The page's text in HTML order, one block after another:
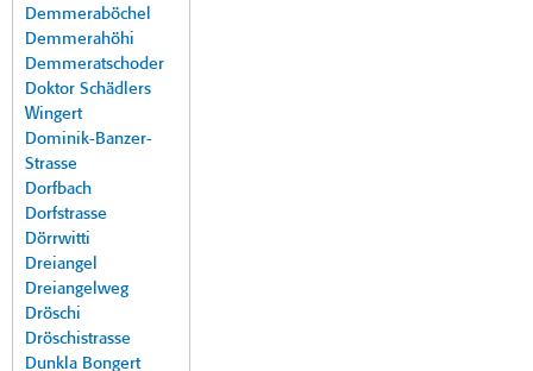
Demmeraböchel
Demmerahöhi
Demmeratschoder
Doktor Schädlers
Wingert
Dominik-Banzer-
Strasse
Dorfbach
Dorfstrasse
Dörrwitti
Dreiangel
Dreiangelweg
Dröschi
Dröschistrasse
Dunkla Bongert